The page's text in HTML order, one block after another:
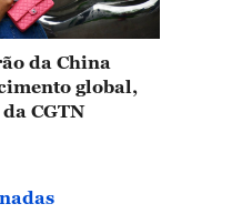
da China
global,
CGTN